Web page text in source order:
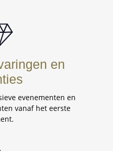
en
evenementen en
vanaf het eerste